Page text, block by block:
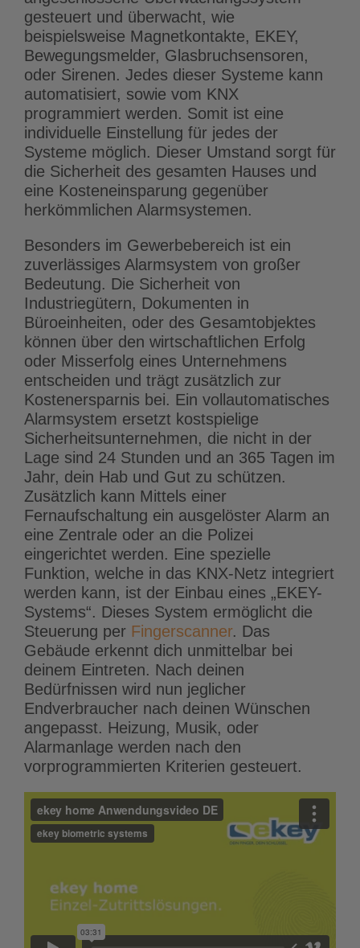
gesteuert und überwacht, wie
beispielsweise Magnetkontakte, EKEY,
Bewegungsmelder, Glasbruchsensoren,
oder Sirenen. Jedes dieser Systeme kann
automatisiert, sowie vom KNX
programmiert werden. Somit ist eine
individuelle Einstellung für jedes der
Systeme möglich. Dieser Umstand sorgt für
die Sicherheit des gesamten Hauses und
eine Kosteneinsparung gegenüber
herkömmlichen Alarmsystemen.
Besonders im Gewerbebereich ist ein
zuverlässiges Alarmsystem von großer
Bedeutung. Die Sicherheit von
Industriegütern, Dokumenten in
Büroeinheiten, oder des Gesamtobjektes
können über den wirtschaftlichen Erfolg
oder Misserfolg eines Unternehmens
entscheiden und trägt zusätzlich zur
Kostenersparnis bei. Ein vollautomatisches
Alarmsystem ersetzt kostspielige
Sicherheitsunternehmen, die nicht in der
Lage sind 24 Stunden und an 365 Tagen im
Jahr, dein Hab und Gut zu schützen.
Zusätzlich kann Mittels einer
Fernaufschaltung ein ausgelöster Alarm an
eine Zentrale oder an die Polizei
eingerichtet werden. Eine spezielle
Funktion, welche in das KNX-Netz integriert
werden kann, ist der Einbau eines „EKEY-
Systems“. Dieses System ermöglicht die
Steuerung per Fingerscanner. Das
Gebäude erkennt dich unmittelbar bei
deinem Eintreten. Nach deinen
Bedürfnissen wird nun jeglicher
Endverbraucher nach deinen Wünschen
angepasst. Heizung, Musik, oder
Alarmanlage werden nach den
vorprogrammierten Kriterien gesteuert.